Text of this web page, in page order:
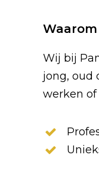
Wij bij
jong, oud
werken